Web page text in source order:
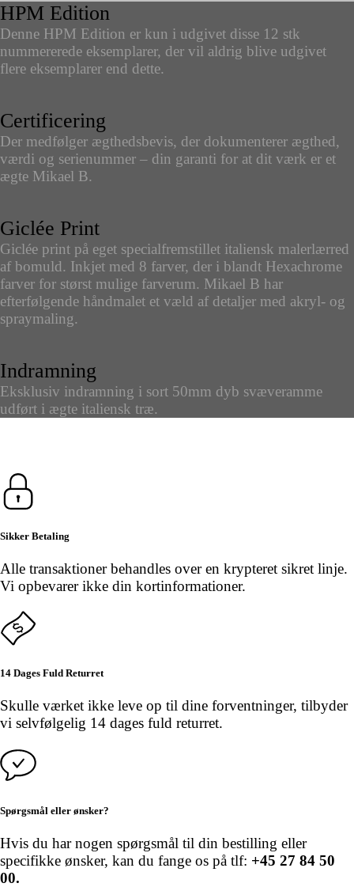
HPM Edition
Denne HPM Edition er kun i udgivet disse 12 stk
nummererede eksemplarer, der vil aldrig blive udgivet
flere eksemplarer end dette.
Certificering
Der medfølger ægthedsbevis, der dokumenterer ægthed,
værdi og serienummer – din garanti for at dit værk er et
ægte Mikael B.
Giclée Print
Giclée print på eget specialfremstillet italiensk malerlærred
af bomuld. Inkjet med 8 farver, der i blandt Hexachrome
farver for størst mulige farverum. Mikael B har
efterfølgende håndmalet et væld af detaljer med akryl- og
spraymaling.
Indramning
Eksklusiv indramning i sort 50mm dyb svæveramme
udført i ægte italiensk træ.
Sikker Betaling
Alle transaktioner behandles over en krypteret sikret linje.
Vi opbevarer ikke din kortinformationer.
14 Dages Fuld Returret
Skulle værket ikke leve op til dine forventninger, tilbyder
vi selvfølgelig 14 dages fuld returret.
Spørgsmål eller ønsker?
Hvis du har nogen spørgsmål til din bestilling eller
specifikke ønsker, kan du fange os på tlf: +45 27 84 50
00.